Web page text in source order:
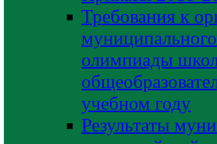
Требования к
олимпиады
учебном году
Результаты